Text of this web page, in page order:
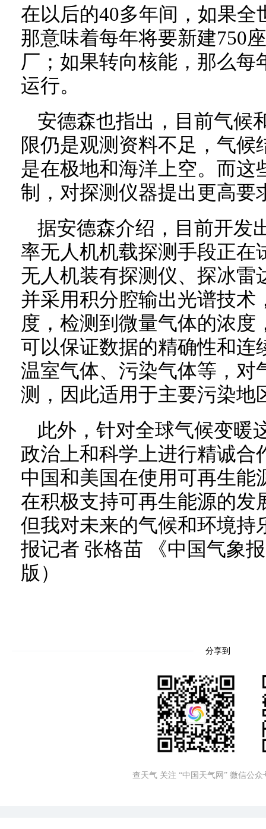
在以后的40多年间，如果
那意味着每年将要新建750
厂；如果转向核能，那么每
运行。
安德森也指出，目前气候
限仍是观测资料不足，气
是在极地和海洋上空。而这
制，对探测仪器提出更高要
据安德森介绍，目前开发
率无人机机载探测手段正在
无人机装有探测仪、探冰雷
并采用积分腔输出光谱技术
度，检测到微量气体的浓度
可以保证数据的精确性和连
温室气体、污染气体等，对
测，因此适用于主要污染地
此外，针对全球气候变暖
政治上和科学上进行精诚合
中国和美国在使用可再生能
在积极支持可再生能源的发
但我对未来的气候和环境持
报记者 张格苗 《中国气象
版）
分享到
查天气 关注 “中国天气网” 微信公众